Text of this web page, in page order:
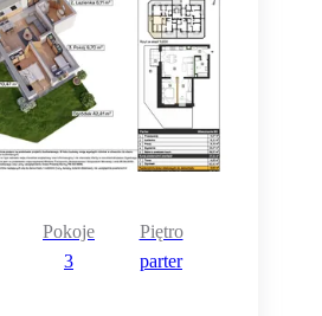
Pokoje
3
Piętro
parter